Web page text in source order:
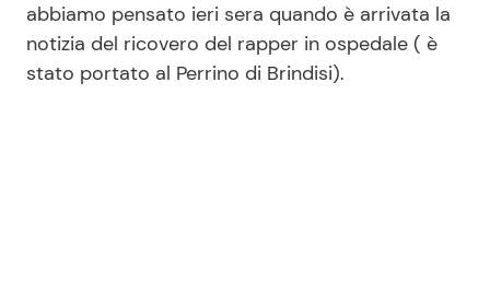
abbiamo pensato ieri sera quando è arrivata la
notizia del ricovero del rapper in ospedale ( è
stato portato al Perrino di Brindisi).